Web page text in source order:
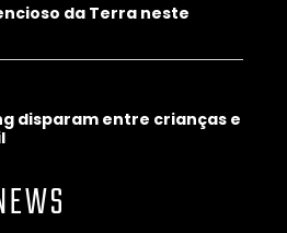
da Terra neste
disparam entre crianças e